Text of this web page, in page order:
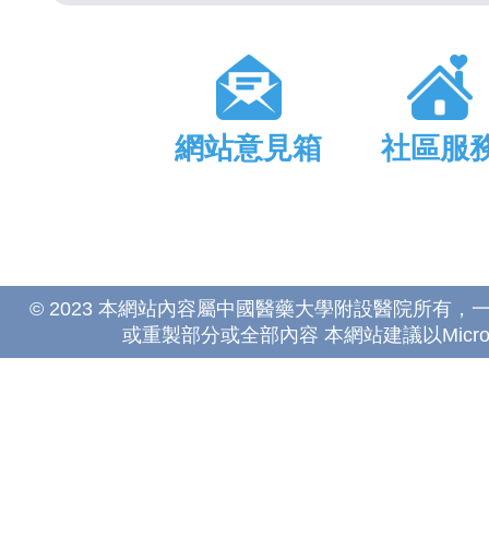
網站意見箱 社區服
© 2023 本網站內容屬中國醫藥大學附設醫院所有，
或重製部分或全部內容 本網站建議以